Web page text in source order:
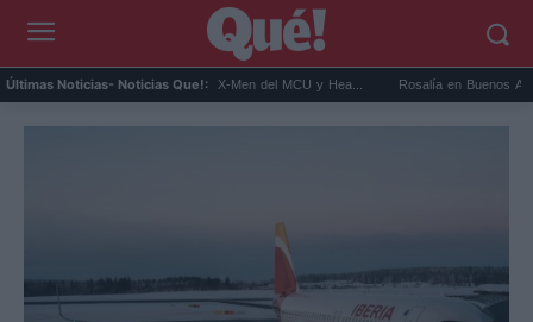
Últimas Noticias- Noticias Que!:
será Cíclope en los X-Men del MCU y Hea... Rosalía en Buenos Aires: